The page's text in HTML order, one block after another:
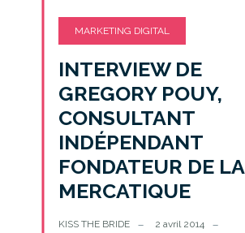
MARKETING DIGITAL
INTERVIEW DE
GREGORY POUY,
CONSULTANT
INDÉPENDANT
FONDATEUR DE LA
MERCATIQUE
KISS THE BRIDE
2 avril 2014